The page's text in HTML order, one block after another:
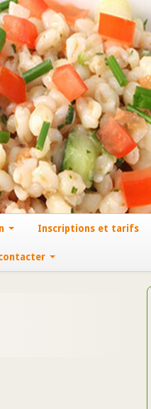
Inscriptions et tarifs